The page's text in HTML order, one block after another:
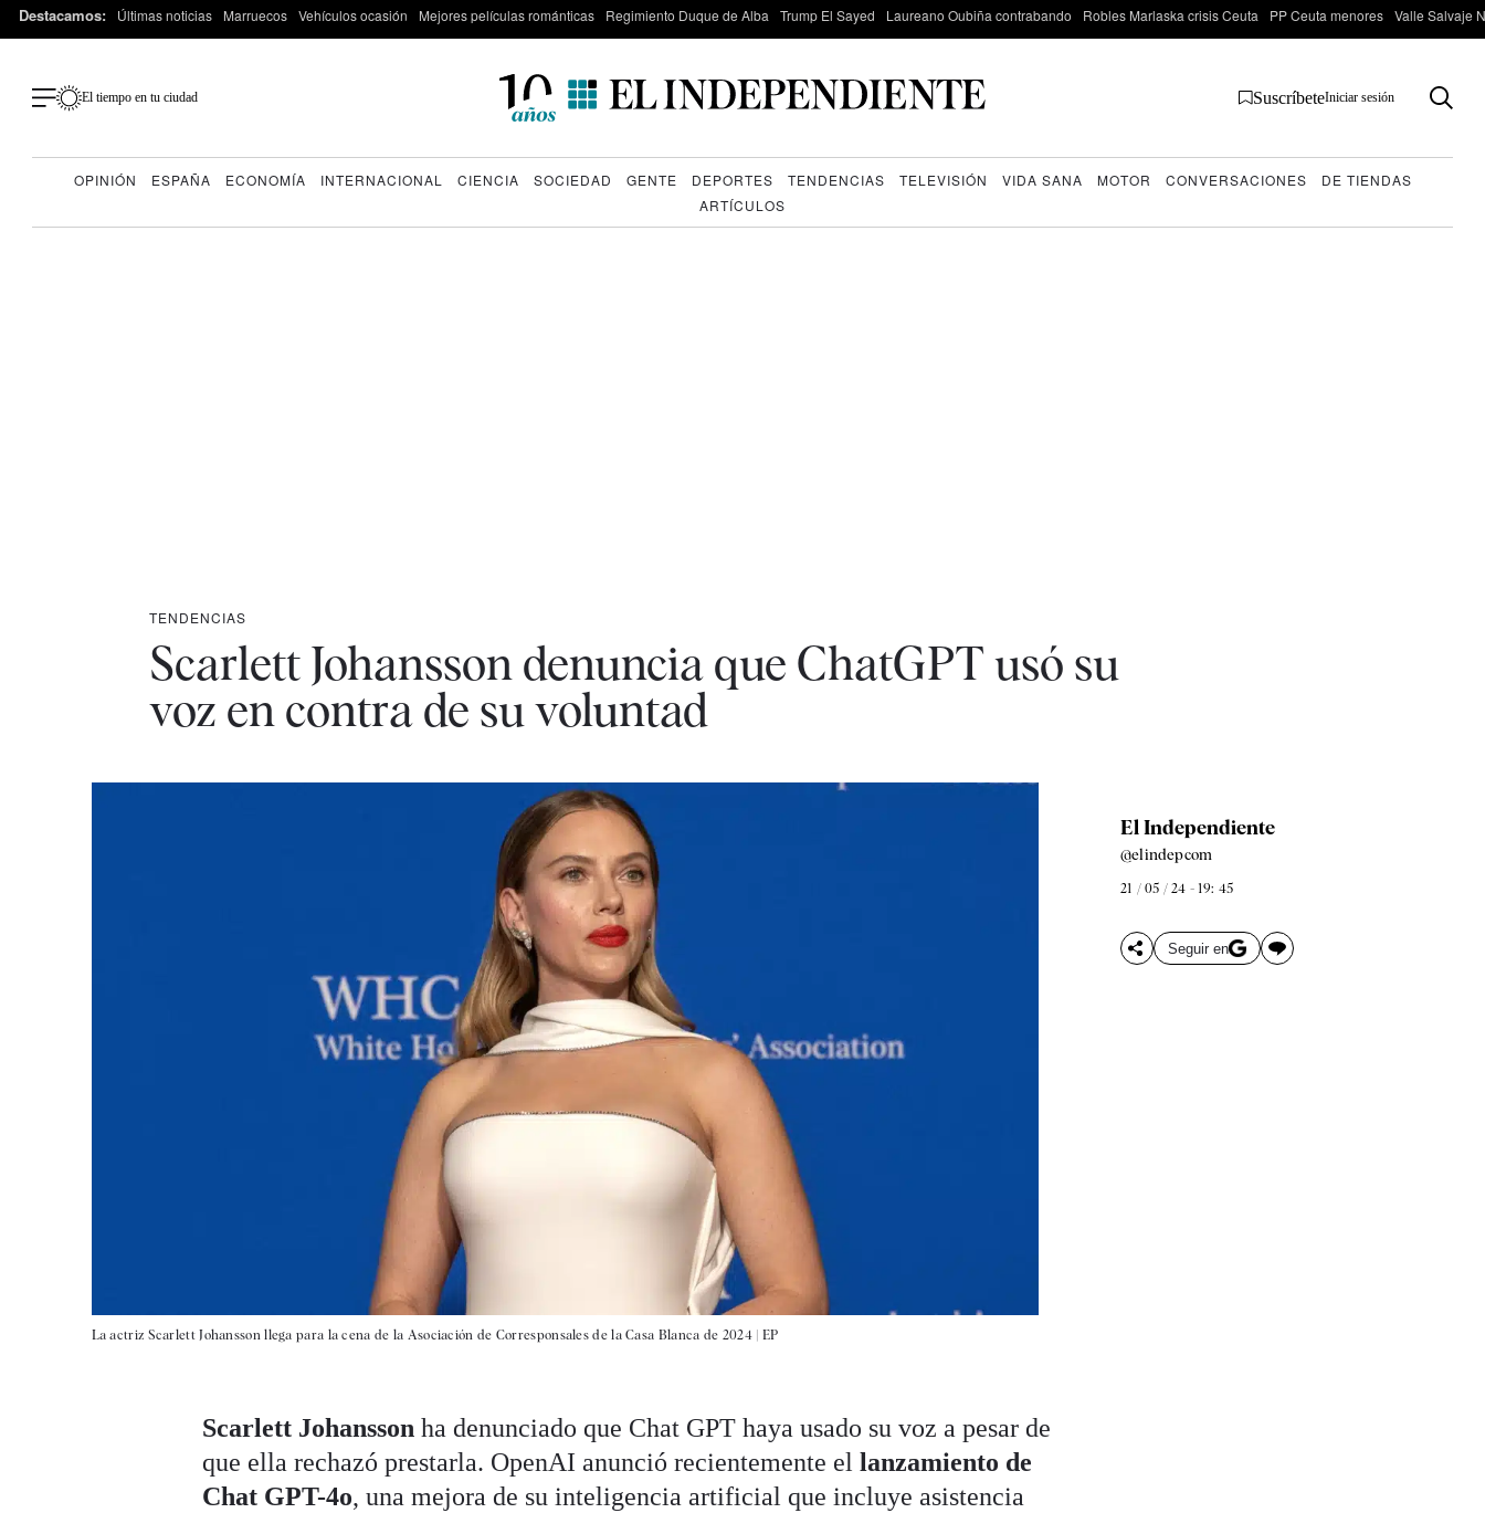
Destacamos: Últimas noticias Marruecos Vehículos ocasión Mejores películas románticas Regimiento Duque de Alba Trump El Sayed Laureano Oubiña contrabando Robles Marlaska crisis Ceuta PP Ceuta menores Valle Salvaje
El tiempo en tu ciudad SuscríbeteIniciar sesión
OPINIÓN ESPAÑA ECONOMÍA INTERNACIONAL CIENCIA SOCIEDAD GENTE DEPORTES TENDENCIAS TELEVISIÓN VIDA SANA MOTOR CONVERSACIONES
DE TIENDAS
ARTÍCULOS
TENDENCIAS
Scarlett Johansson denuncia que ChatGPT usó su
voz en contra de su voluntad
La actriz Scarlett Johansson llega para la cena de la Asociación de Corresponsales de la Casa Blanca de 2024 | EP
El Independiente
@elindepcom
21 / 05 / 24 - 19: 45
Seguir en
Scarlett Johansson ha denunciado que Chat GPT haya usado su voz a pesar de
que ella rechazó prestarla. OpenAI anunció recientemente ellanzamiento de
Chat GPT-4o, una mejora de su inteligencia artificial que incluye asistencia